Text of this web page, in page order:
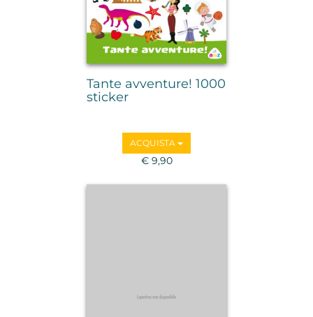
Tante avventure! 1000
sticker
ACQUISTA
€ 9,90